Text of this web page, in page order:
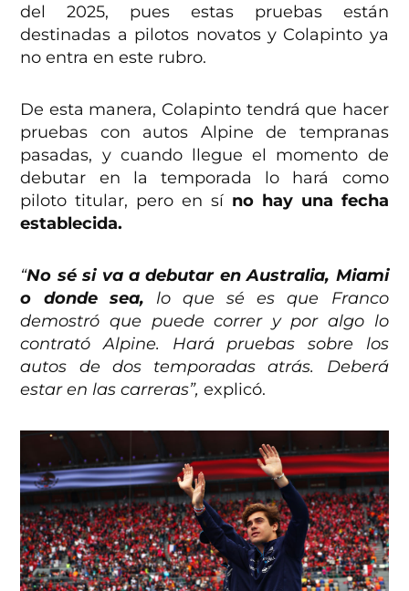
del 2025, pues estas pruebas están
destinadas a pilotos novatos y Colapinto ya
no entra en este rubro.
De esta manera, Colapinto tendrá que hacer
pruebas con autos Alpine de tempranas
pasadas, y cuando llegue el momento de
debutar en la temporada lo hará como
piloto titular, pero en sí no hay una fecha
establecida.
“No sé si va a debutar en Australia, Miami
o donde sea, lo que sé es que Franco
demostró que puede correr y por algo lo
contrató Alpine. Hará pruebas sobre los
autos de dos temporadas atrás. Deberá
estar en las carreras”, explicó.